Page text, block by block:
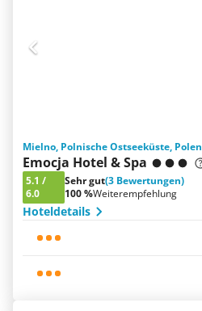
Mielno, Polnische Ostseeküste, Polen
Emocja Hotel & Spa
5.1 /
6.0
Sehr gut(3 Bewertungen)
100 %Weiterempfehlung
Hoteldetails